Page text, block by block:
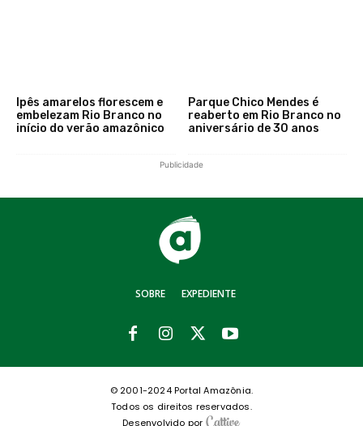
Ipês amarelos florescem e
embelezam Rio Branco no
início do verão amazônico
Parque Chico Mendes é
reaberto em Rio Branco no
aniversário de 30 anos
Publicidade
SOBRE EXPEDIENTE
© 2001-2024 Portal Amazônia.
Todos os direitos reservados.
Desenvolvido por